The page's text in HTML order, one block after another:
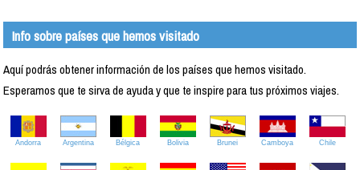
Info sobre países que hemos visitado
Aquí podrás obtener información de los países que hemos visitado.
Esperamos que te sirva de ayuda y que te inspire para tus próximos viajes.
Andorra Argentina Bélgica Bolivia Brunei Camboya Chile